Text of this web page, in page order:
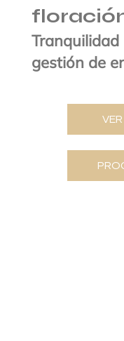
Tranquilidad
gestión de